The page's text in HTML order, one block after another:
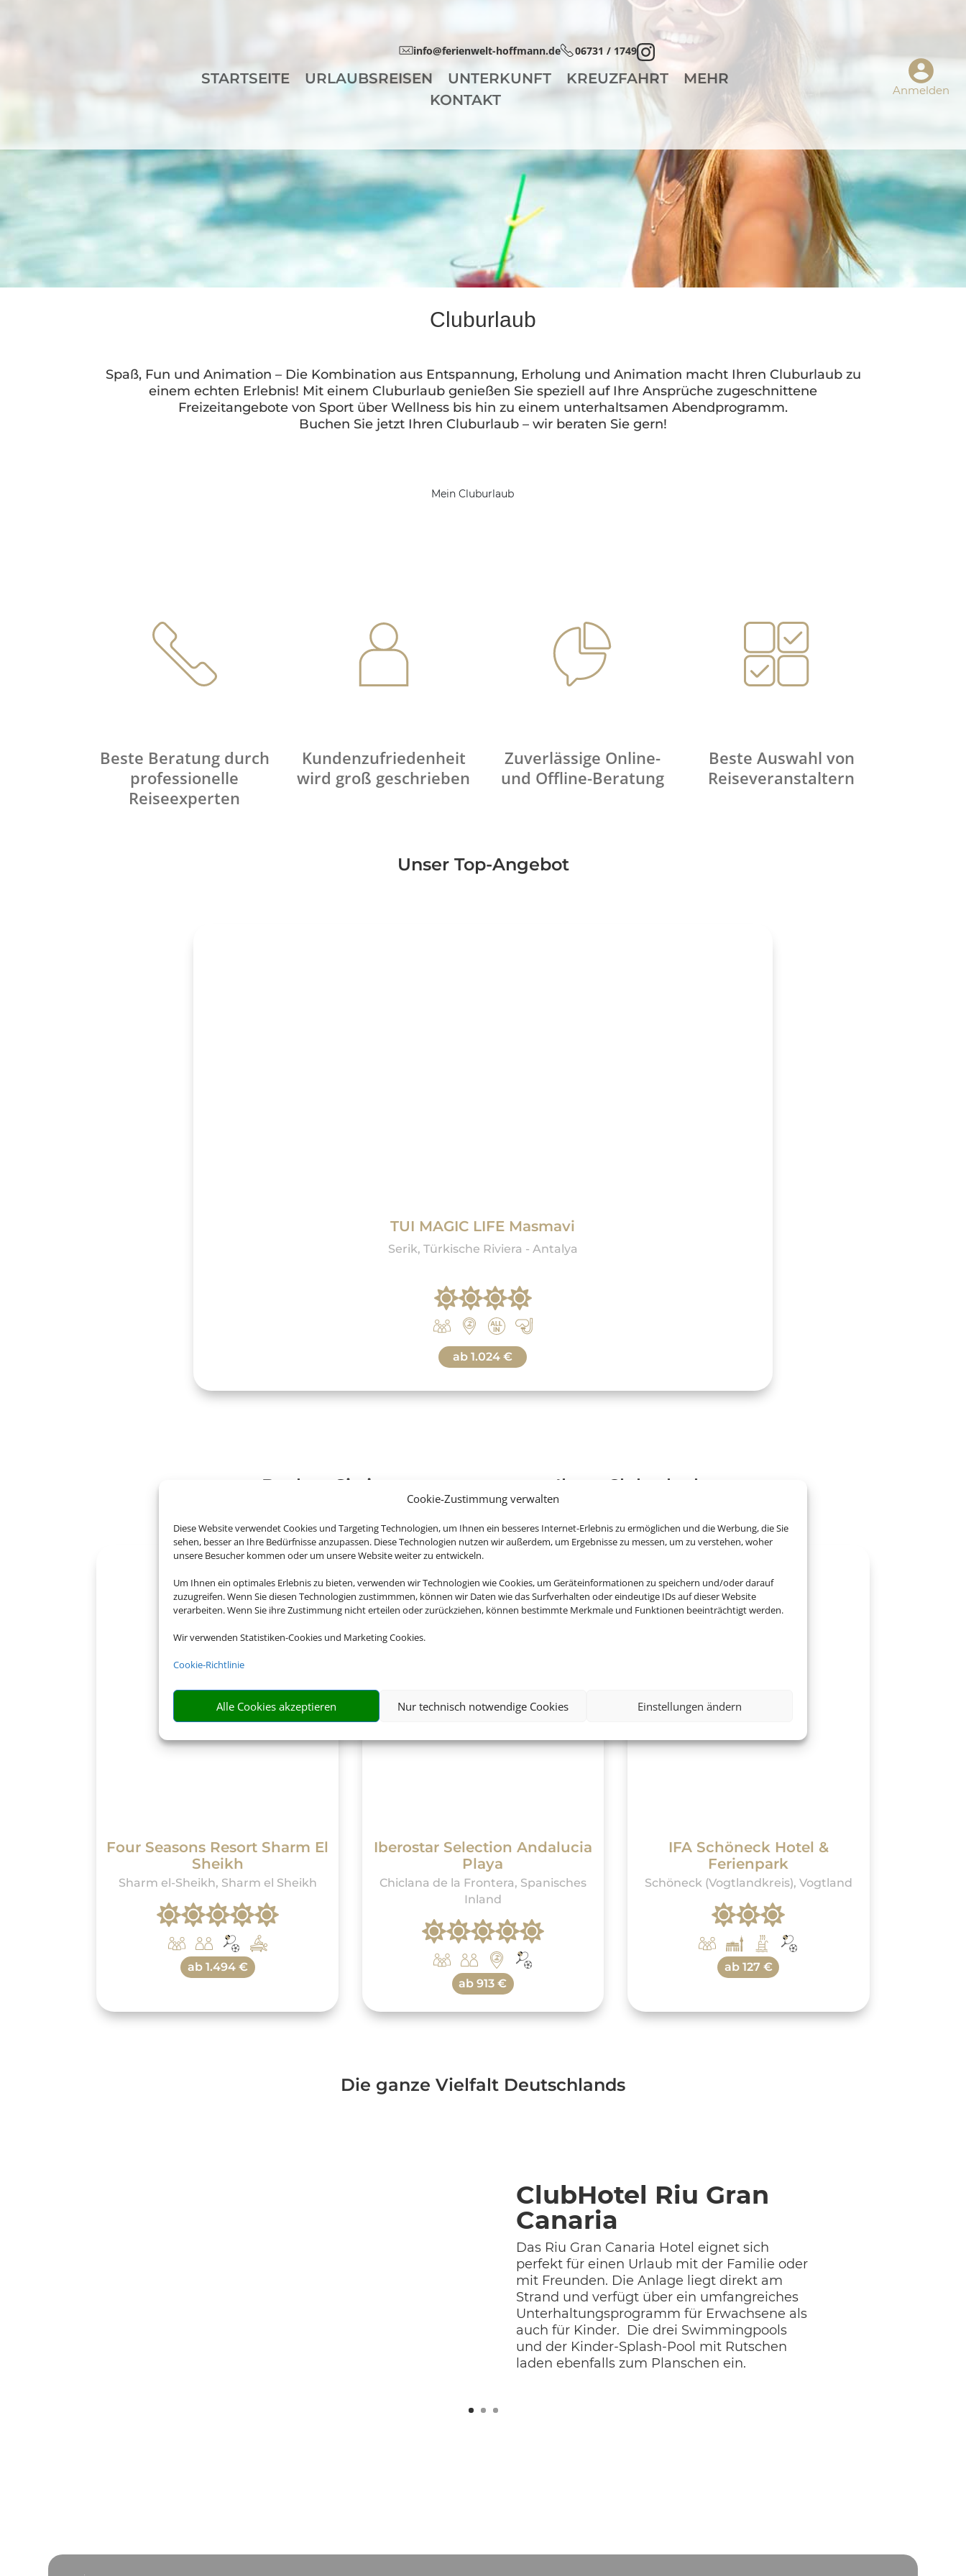
Cookie-Zustimmung verwalten
Diese Website verwendet Cookies und Targeting Technologien, um Ihnen ein besseres Internet-Erlebnis zu ermöglichen und die Werbung, die Sie
sehen, besser an Ihre Bedürfnisse anzupassen. Diese Technologien nutzen wir außerdem, um Ergebnisse zu messen, um zu verstehen, woher
unsere Besucher kommen oder um unsere Website weiter zu entwickeln.
Um Ihnen ein optimales Erlebnis zu bieten, verwenden wir Technologien wie Cookies, um Geräteinformationen zu speichern und/oder darauf
zuzugreifen. Wenn Sie diesen Technologien zustimmmen, können wir Daten wie das Surfverhalten oder eindeutige IDs auf dieser Website
verarbeiten. Wenn Sie ihre Zustimmung nicht erteilen oder zurückziehen, können bestimmte Merkmale und Funktionen beeinträchtigt werden.
Wir verwenden Statistiken-Cookies und Marketing Cookies.
Cookie-Richtlinie
Alle Cookies akzeptieren Nur technisch notwendige Cookies Einstellungen ändern
info@ferienwelt-hoffmann.de 06731 / 1749
Anmelden
STARTSEITE URLAUBSREISEN UNTERKUNFT KREUZFAHRT
MEHR
KONTAKT
Cluburlaub
Spaß, Fun und Animation – Die Kombination aus Entspannung, Erholung und Animation macht Ihren Cluburlaub zu
einem echten Erlebnis! Mit einem Cluburlaub genießen Sie speziell auf Ihre Ansprüche zugeschnittene
Freizeitangebote von Sport über Wellness bis hin zu einem unterhaltsamen Abendprogramm.
Buchen Sie jetzt Ihren Cluburlaub – wir beraten Sie gern!
Mein Cluburlaub
Beste Beratung durch
professionelle
Reiseexperten
Kundenzufriedenheit
wird groß geschrieben
Zuverlässige Online-
und Offline-Beratung
Beste Auswahl von
Reiseveranstaltern
Unser Top-Angebot
TUI MAGIC LIFE Masmavi
Serik, Türkische Riviera - Antalya
ab 1.024 €
Buchen Sie jetzt ganz entspannt Ihren Cluburlaub
Four Seasons Resort Sharm El
Sheikh
Sharm el-Sheikh, Sharm el Sheikh
ab 1.494 €
Iberostar Selection Andalucia
Playa
Chiclana de la Frontera, Spanisches
Inland
ab 913 €
IFA Schöneck Hotel &
Ferienpark
Schöneck (Vogtlandkreis), Vogtland
ab 127 €
Die ganze Vielfalt Deutschlands
ClubHotel Riu Gran
Canaria
Das Riu Gran Canaria Hotel eignet sich
perfekt für einen Urlaub mit der Familie oder
mit Freunden. Die Anlage liegt direkt am
Strand und verfügt über ein umfangreiches
Unterhaltungsprogramm für Erwachsene als
auch für Kinder. Die drei Swimmingpools
und der Kinder-Splash-Pool mit Rutschen
laden ebenfalls zum Planschen ein.